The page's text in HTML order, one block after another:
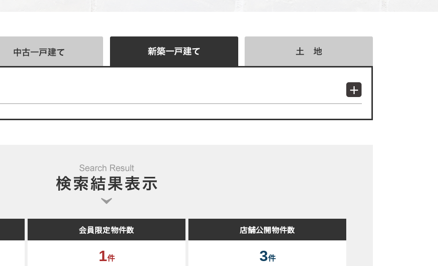
会員限定物件数
1件
店舗公開物件数
3件